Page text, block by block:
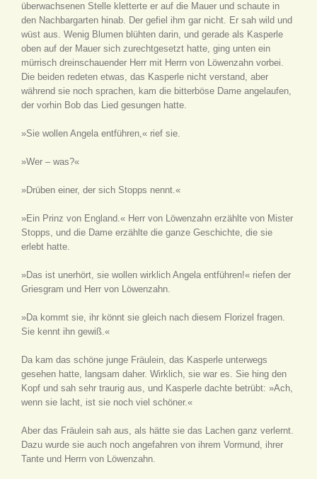
überwachsenen Stelle kletterte er auf die Mauer und schaute in
den Nachbargarten hinab. Der gefiel ihm gar nicht. Er sah wild und
wüst aus. Wenig Blumen blühten darin, und gerade als Kasperle
oben auf der Mauer sich zurechtgesetzt hatte, ging unten ein
mürrisch dreinschauender Herr mit Herrn von Löwenzahn vorbei.
Die beiden redeten etwas, das Kasperle nicht verstand, aber
während sie noch sprachen, kam die bitterböse Dame angelaufen,
der vorhin Bob das Lied gesungen hatte.
»Sie wollen Angela entführen,« rief sie.
»Wer – was?«
»Drüben einer, der sich Stopps nennt.«
»Ein Prinz von England.« Herr von Löwenzahn erzählte von Mister
Stopps, und die Dame erzählte die ganze Geschichte, die sie
erlebt hatte.
»Das ist unerhört, sie wollen wirklich Angela entführen!« riefen der
Griesgram und Herr von Löwenzahn.
»Da kommt sie, ihr könnt sie gleich nach diesem Florizel fragen.
Sie kennt ihn gewiß.«
Da kam das schöne junge Fräulein, das Kasperle unterwegs
gesehen hatte, langsam daher. Wirklich, sie war es. Sie hing den
Kopf und sah sehr traurig aus, und Kasperle dachte betrübt: »Ach,
wenn sie lacht, ist sie noch viel schöner.«
Aber das Fräulein sah aus, als hätte sie das Lachen ganz verlernt.
Dazu wurde sie auch noch angefahren von ihrem Vormund, ihrer
Tante und Herrn von Löwenzahn.